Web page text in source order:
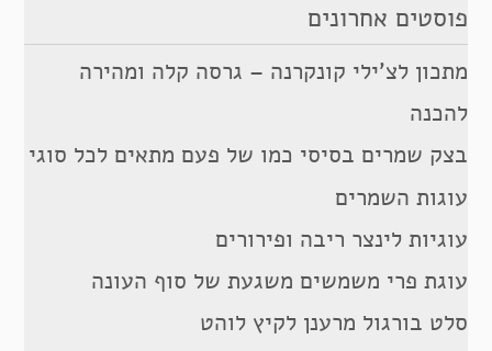
פוסטים אחרונים
מתכון לצ’ילי קונקרנה – גרסה קלה ומהירה
להכנה
בצק שמרים בסיסי כמו של פעם מתאים לכל סוגי
עוגות השמרים
עוגיות לינצר ריבה ופירורים
עוגת פרי משמשים משגעת של סוף העונה
סלט בורגול מרענן לקיץ לוהט